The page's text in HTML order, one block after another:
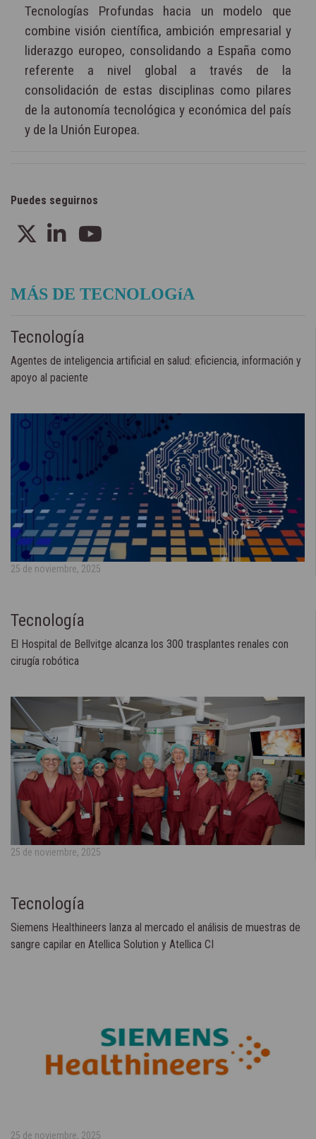
Tecnologías Profundas hacia un modelo que
combine visión científica, ambición empresarial y
liderazgo europeo, consolidando a España como
referente a nivel global a través de la
consolidación de estas disciplinas como pilares
de la autonomía tecnológica y económica del país
y de la Unión Europea.
Puedes seguirnos
MÁS DE TECNOLOGíA
Tecnología
Agentes de inteligencia artificial en salud: eficiencia, información y
apoyo al paciente
25 de noviembre, 2025
Tecnología
El Hospital de Bellvitge alcanza los 300 trasplantes renales con
cirugía robótica
25 de noviembre, 2025
Tecnología
Siemens Healthineers lanza al mercado el análisis de muestras de
sangre capilar en Atellica Solution y Atellica CI
25 de noviembre, 2025